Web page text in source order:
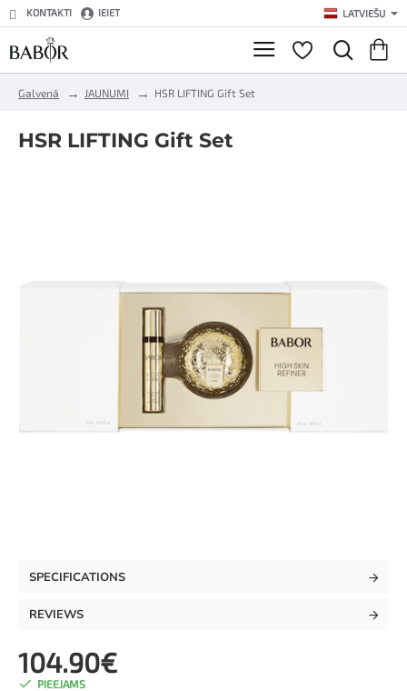
KONTAKTI IEIET LATVIEŠU
Galvenā
e
JAUNUMI HSR LIFTING Gift Set
HSR LIFTING Gift Set
SPECIFICATIONS
REVIEWS
104.90€
PIEEJAMS